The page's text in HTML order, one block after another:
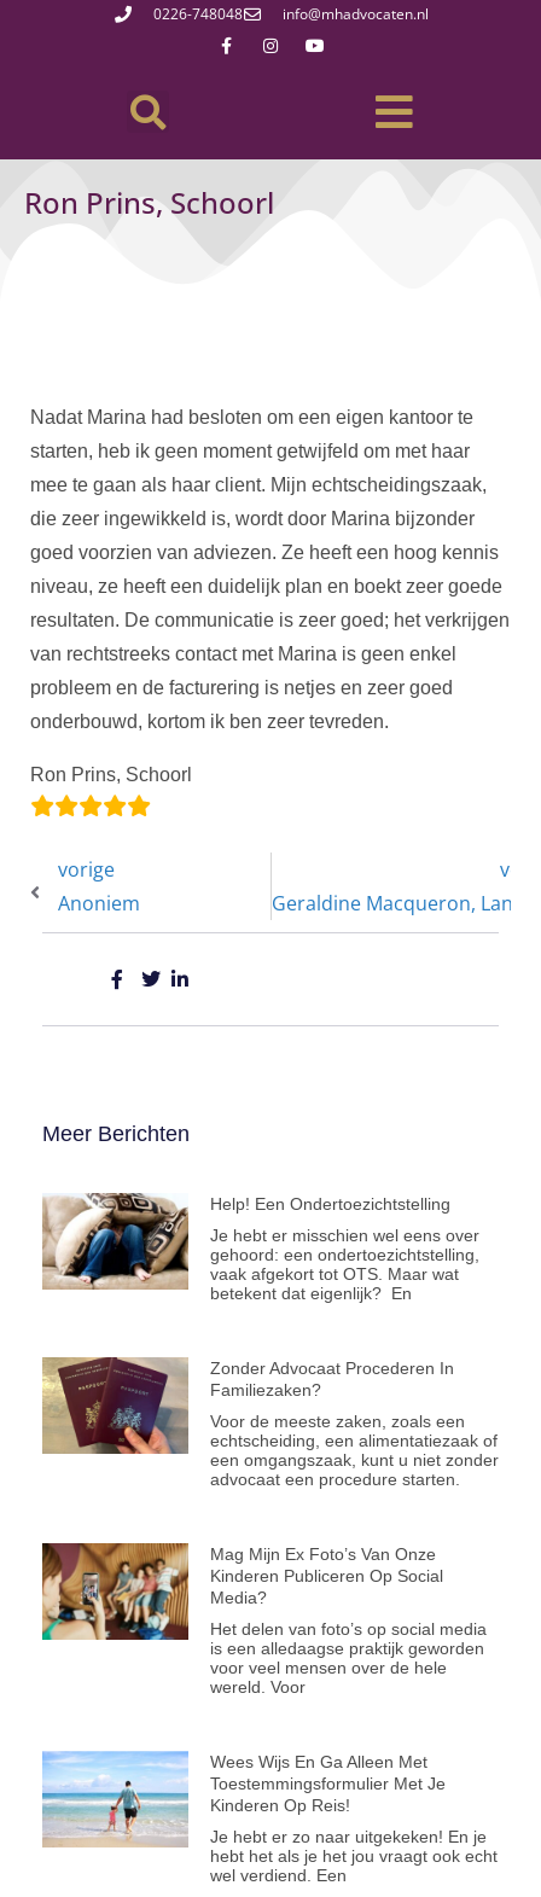
0226-748048 info@mhadvocaten.nl
Ron Prins, Schoorl
Nadat Marina had besloten om een eigen kantoor te
starten, heb ik geen moment getwijfeld om met haar
mee te gaan als haar client. Mijn echtscheidingszaak,
die zeer ingewikkeld is, wordt door Marina bijzonder
goed voorzien van adviezen. Ze heeft een hoog kennis
niveau, ze heeft een duidelijk plan en boekt zeer goede
resultaten. De communicatie is zeer goed; het verkrijgen
van rechtstreeks contact met Marina is geen enkel
probleem en de facturering is netjes en zeer goed
onderbouwd, kortom ik ben zeer tevreden.
Ron Prins, Schoorl
vorige
Anoniem
Geraldine Macqueron,
Meer Berichten
Help! Een Ondertoezichtstelling
Je hebt er misschien wel eens over
gehoord: een ondertoezichtstelling,
vaak afgekort tot OTS. Maar wat
betekent dat eigenlijk? En
Zonder Advocaat Procederen In
Familiezaken?
Voor de meeste zaken, zoals een
echtscheiding, een alimentatiezaak of
een omgangszaak, kunt u niet zonder
advocaat een procedure starten.
Mag Mijn Ex Foto’s Van Onze
Kinderen Publiceren Op Social
Media?
Het delen van foto’s op social media
is een alledaagse praktijk geworden
voor veel mensen over de hele
wereld. Voor
Wees Wijs En Ga Alleen Met
Toestemmingsformulier Met Je
Kinderen Op Reis!
Je hebt er zo naar uitgekeken! En je
hebt het als je het jou vraagt ook echt
wel verdiend. Een